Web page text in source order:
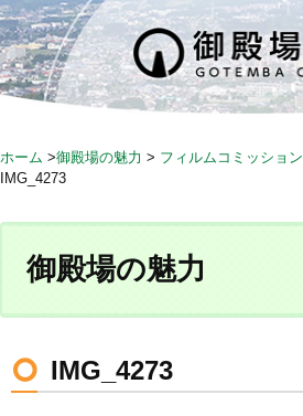
S
k
i
p
c
n
ホーム >御殿場の魅力 > フィルムコミッション
IMG_4273
御殿場の魅力
IMG_4273